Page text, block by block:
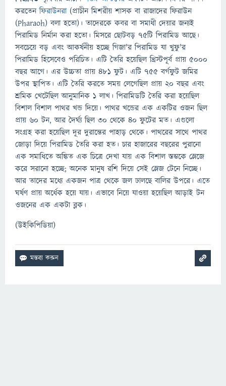
করতেনফিরাউনরা(প্রাচীন মিশরীয় শাসক বা রাজাদের ফিরাউন
(Pharaoh) বলা হতো)। তাদেরকে কবর বা সমাধী দেয়ার জন্যই
পিরামিড নির্মান করা হতো। মিসরে ছোটবড় ৭৫টি পিরামিড আছে।
সবচেয়ে বড় এবং আকর্ষনীয় হচ্ছে গিজা'র পিরামিড যা খুফু'র
পিরামিড হিসেবেও পরিচিত। এটি তৈরি হয়েছিল খ্রিস্টপূর্ব প্রায় ৫০০০
বছর আগে। এর উচ্চতা প্রায় ৪৮১ ফুট। এটি ৭৫৫ বর্গফুট জমির
উপর স্থাপিত। এটি তৈরি করতে সময় লেগেছিল প্রায় ২০ বছর এবং
শ্রমিক খেটেছিল আনুমানিক ১ লাখ। পিরামিডটি তৈরি করা হয়েছিল
বিশাল বিশাল পাথর খন্ড দিয়ে। পাথর খন্ডের এক একটির ওজন ছিল
প্রায় ৬০ টন, আর দৈর্ঘ্য ছিল ৩০ থেকে ৪০ ফুটের মত। এগুলো
সংগ্রহ করা হয়েছিল দূর দুরান্তের পাহাড় থেকে। পাথরের সাথে পাথর
জোড়া দিয়ে পিরামিড তৈরি করা হত। চার হাজারের বছরের পুরানো
এক সমাধিতে অঙ্কিত এক চিত্রে দেখা যায় এক বিশাল স্তম্ভকে স্লেজে
করে সরানো হচ্ছে; অনেক মানুষ রশি দিয়ে সেই স্লেজ টেনে নিচ্ছে।
আর তাদের মধ্যে একজন পাত্র থেকে জল ঢালছে বালির উপরে। এতে
ঘর্ষণ প্রায় অর্ধেক হয়ে যায়। এভাবে নিয়ে যাওয়া হয়েছিল আড়াই টন
ওজনের এক একটা ব্লক।
(উইকিপিডিয়া)